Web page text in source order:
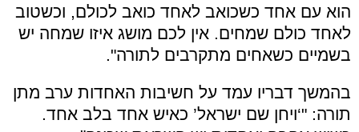
הוא עם אחד כשכואב לאחד כואב לכולם, וכשטוב
לאחד כולם שמחים. אין לכם מושג איזו שמחה יש
בשמיים כשאחים מתקרבים לתורה".
בהמשך דבריו עמד על חשיבות האחדות ערב מתן
תורה: "‘ויחן שם ישראל’ כאיש אחד בלב אחד.